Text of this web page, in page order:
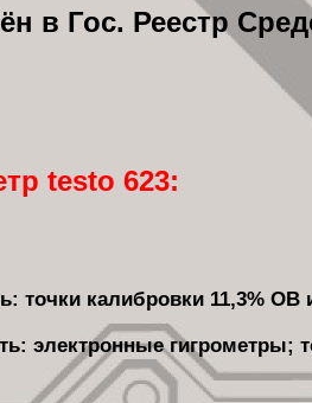
в Гос. Реестр
testo 623:
точки калибровки 11,3%
электронные гигрометры;